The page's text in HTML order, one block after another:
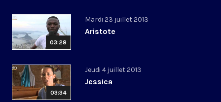
03:28
Mardi 23 juillet 2013
Aristote
03:34
Jeudi 4 juillet 2013
Jessica